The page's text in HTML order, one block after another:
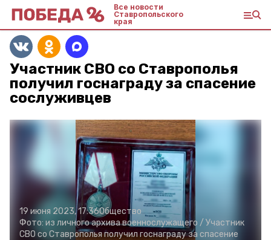
Все новости
Ставропольского
края
Участник СВО со Ставрополья
получил госнаграду за спасение
сослуживцев
19 июня 2023, 17:36Общество
Фото: из личного архива военнослужащего / Участник
СВО со Ставрополья получил госнаграду за спасение